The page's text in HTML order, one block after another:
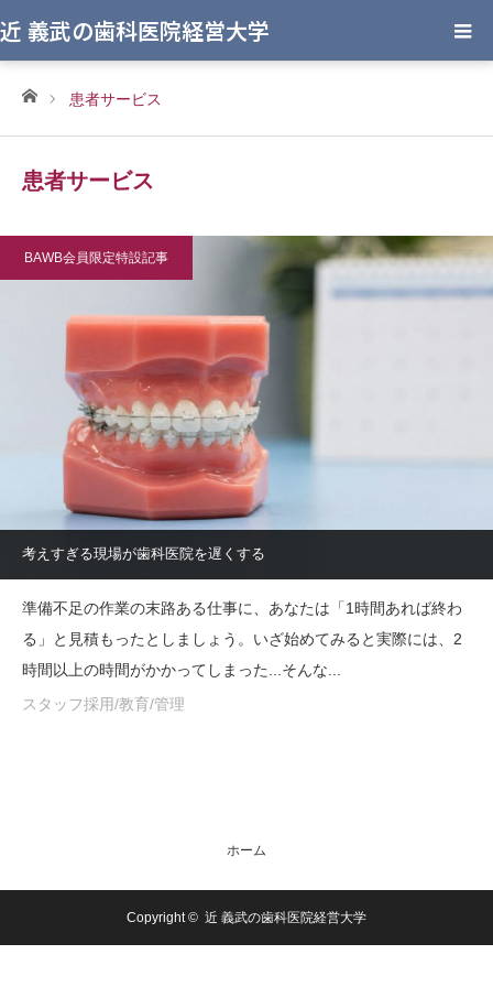
近 義武の歯科医院経営大学
ホーム患者サービス
患者サービス
BAWB会員限定特設記事
考えすぎる現場が歯科医院を遅くする
準備不足の作業の末路ある仕事に、あなたは「1時間あれば終わ
る」と見積もったとしましょう。いざ始めてみると実際には、2
時間以上の時間がかかってしまった...そんな...
スタッフ採用/教育/管理
ホーム
Copyright © 近 義武の歯科医院経営大学